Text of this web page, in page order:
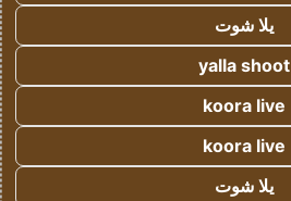
يلا شوت
yalla shoot
koora live
koora live
يلا شوت